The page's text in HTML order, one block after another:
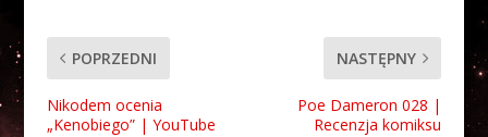
POPRZEDNI
Nikodem ocenia
„Kenobiego” | YouTube
NASTĘPNY
Poe Dameron 028 |
Recenzja komiksu